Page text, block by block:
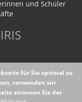
und Schüler
für Sie optimal zu
verwenden wir
stimmen Sie der